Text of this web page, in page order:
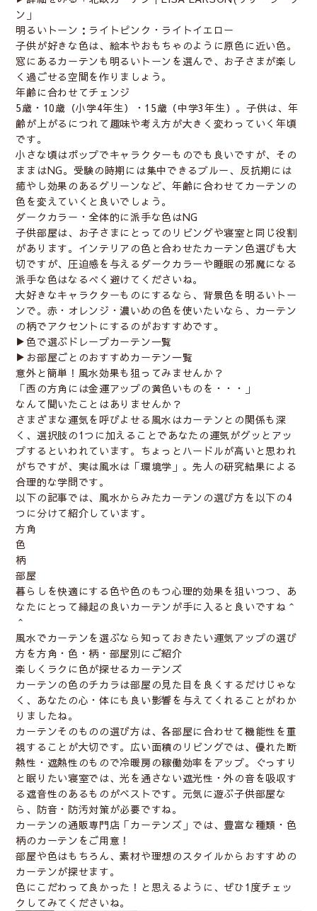
ン 」
明るいトーン：ライトピンク・ライトイエロー
子供が好きな色は、絵本やおもちゃのように原色に近い色。
窓にあるカーテンも明るいトーンを選んで、お子さまが楽し
く過ごせる空間を作りましょう。
年齢に合わせてチェンジ
5歳・10歳（小学4年生）・15歳（中学3年生）。子供は、年
齢が上がるにつれて趣味や考え方が大きく変わっていく年頃
です。
小さな頃はポップでキャラクターものでも良いですが、その
ままはNG。受験の時期には集中できるブルー、反抗期には
癒やし効果のあるグリーンなど、年齢に合わせてカーテンの
色を変えていくと良いでしょう。
ダークカラー・全体的に派手な色はNG
子供部屋は、お子さまにとってのリビングや寝室と同じ役割
があります。インテリアの色と合わせたカーテン色選びも大
切ですが、圧迫感を与えるダークカラーや睡眠の邪魔になる
派手な色はなるべく避けてくださいね。
大好きなキャラクターものにするなら、背景色を明るいトー
ンで。赤・オレンジ・濃いめの色を使いたいなら、カーテン
の柄でアクセントにするのがおすすめです。
▶︎色で選ぶドレープカーテン一覧
▶︎ お部屋ごとのおすすめカーテン一覧
意外と簡単！風水効果も狙ってみませんか？
「西の方角には金運アップの黄色いものを・・・」
なんて聞いたことはありませんか？
さまざまな運気を呼びよせる風水はカーテンとの関係も深
く、選択肢の1つに加えることであなたの運気がグッとアッ
プするといわれています。ちょっとハードルが高いと思われ
がちですが、実は風水は「環境学」。先人の研究結果による
合理的な学問です。
以下の記事では、風水からみたカーテンの選び方を以下の4
つに分けて紹介しています。
方角
色
柄
部屋
暮らしを快適にする色や色のもつ心理的効果を狙いつつ、あ
なたにとって縁起の良いカーテンが手に入ると良いですね＾
＾
風水でカーテンを選ぶなら知っておきたい運気アップの選び
方を方角・色・柄・部屋別にご紹介
楽しくラクに色が探せるカーテンズ
カーテンの色のチカラは部屋の見た目を良くするだけじゃな
く、あなたの心・体にも良い影響を与えてくれることがわか
りましたね。
カーテンそのものの選び方は、各部屋に合わせて機能性を重
視することが大切です。広い面積のリビングでは、優れた断
熱性・遮熱性のもので冷暖房の稼働効率をアップ。ぐっすり
と眠りたい寝室では、光を通さない遮光性・外の音を吸収す
る遮音性のあるものがベストです。元気に遊ぶ子供部屋な
ら、防音・防汚対策が必要ですね。
カーテンの通販専門店「カーテンズ」では、豊富な種類・色
柄のカーテンをご用意！
部屋や色はもちろん、素材や理想のスタイルからおすすめの
カーテンが探せます。
色にこだわって良かった！と思えるように、ぜひ1度チェッ
クしてみてくださいね。